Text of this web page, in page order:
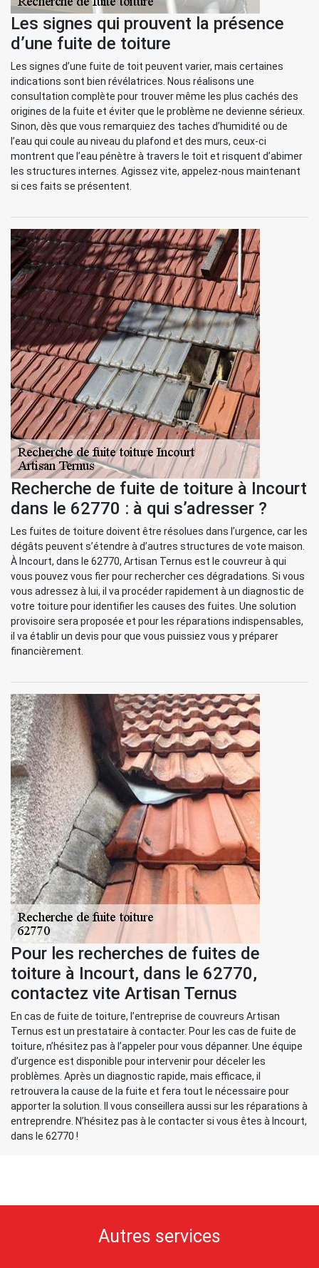
Les signes qui prouvent la présence
d’une fuite de toiture
Les signes d’une fuite de toit peuvent varier, mais certaines
indications sont bien révélatrices. Nous réalisons une
consultation complète pour trouver même les plus cachés des
origines de la fuite et éviter que le problème ne devienne sérieux.
Sinon, dès que vous remarquiez des taches d’humidité ou de
l’eau qui coule au niveau du plafond et des murs, ceux-ci
montrent que l’eau pénètre à travers le toit et risquent d’abimer
les structures internes. Agissez vite, appelez-nous maintenant
si ces faits se présentent.
Recherche de fuite de toiture à Incourt
dans le 62770 : à qui s’adresser ?
Les fuites de toiture doivent être résolues dans l’urgence, car les
dégâts peuvent s’étendre à d’autres structures de vote maison.
À Incourt, dans le 62770, Artisan Ternus est le couvreur à qui
vous pouvez vous fier pour rechercher ces dégradations. Si vous
vous adressez à lui, il va procéder rapidement à un diagnostic de
votre toiture pour identifier les causes des fuites. Une solution
provisoire sera proposée et pour les réparations indispensables,
il va établir un devis pour que vous puissiez vous y préparer
financièrement.
Pour les recherches de fuites de
toiture à Incourt, dans le 62770,
contactez vite Artisan Ternus
En cas de fuite de toiture, l’entreprise de couvreurs Artisan
Ternus est un prestataire à contacter. Pour les cas de fuite de
toiture, n’hésitez pas à l’appeler pour vous dépanner. Une équipe
d’urgence est disponible pour intervenir pour déceler les
problèmes. Après un diagnostic rapide, mais efficace, il
retrouvera la cause de la fuite et fera tout le nécessaire pour
apporter la solution. Il vous conseillera aussi sur les réparations à
entreprendre. N’hésitez pas à le contacter si vous êtes à Incourt,
dans le 62770 !
Autres services